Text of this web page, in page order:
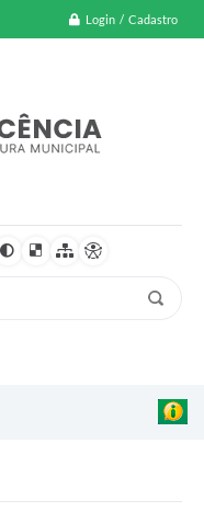
Login / Cadastro